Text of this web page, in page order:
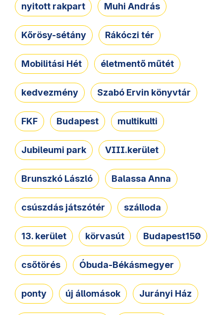
nyitott rakpart Muhi András
Kőrösy-sétány Rákóczi tér
Mobilitási Hét életmentő műtét
kedvezmény Szabó Ervin könyvtár
FKF Budapest multikulti
Jubileumi park VIII.kerület
Brunszkó László Balassa Anna
csúszdás játszótér szálloda
13. kerület körvasút Budapest150
csőtörés Óbuda-Békásmegyer
ponty új állomások Jurányi Ház